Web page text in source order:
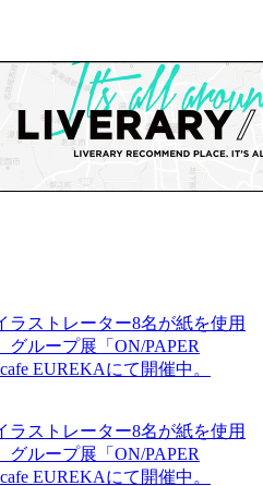
ラストレーター8名が紙を使用
グループ展「ON/PAPER
EUREKAにて開催中。
ラストレーター8名が紙を使用
グループ展「ON/PAPER
EUREKAにて開催中。